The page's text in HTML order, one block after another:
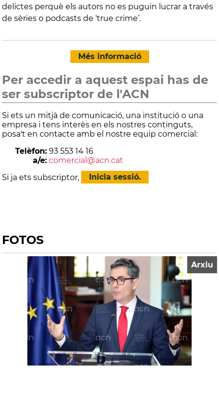
delictes perquè els autors no es puguin lucrar a través
de sèries o podcasts de ‘true crime’.
Més informació
Per accedir a aquest espai has de
ser subscriptor de l'ACN
Si ets un mitjà de comunicació, una institució o una
empresa i tens interès en els nostres continguts,
posa't en contacte amb el nostre equip comercial:
Telèfon: 93 553 14 16
a/e: comercial@acn.cat
Si ja ets subscriptor,
Inicia sessió.
FOTOS
Arxiu